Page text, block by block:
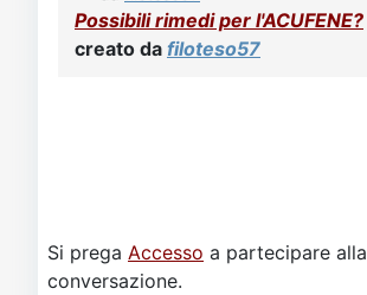
Possibili rimedi per l'ACUFENE?
creato da filoteso57
Si prega Accesso a partecipare alla
conversazione.